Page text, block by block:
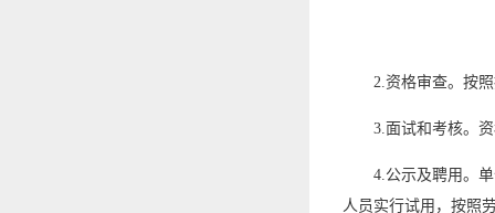
2.资格审查。按
3.面试和考核。
4.公示及聘用。
人员实行试用，按照